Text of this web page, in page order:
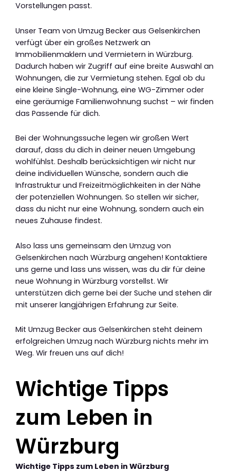
Vorstellungen passt.
Unser Team von Umzug Becker aus Gelsenkirchen
verfügt über ein großes Netzwerk an
Immobilienmaklern und Vermietern in Würzburg.
Dadurch haben wir Zugriff auf eine breite Auswahl an
Wohnungen, die zur Vermietung stehen. Egal ob du
eine kleine Single-Wohnung, eine WG-Zimmer oder
eine geräumige Familienwohnung suchst – wir finden
das Passende für dich.
Bei der Wohnungssuche legen wir großen Wert
darauf, dass du dich in deiner neuen Umgebung
wohlfühlst. Deshalb berücksichtigen wir nicht nur
deine individuellen Wünsche, sondern auch die
Infrastruktur und Freizeitmöglichkeiten in der Nähe
der potenziellen Wohnungen. So stellen wir sicher,
dass du nicht nur eine Wohnung, sondern auch ein
neues Zuhause findest.
Also lass uns gemeinsam den Umzug von
Gelsenkirchen nach Würzburg angehen! Kontaktiere
uns gerne und lass uns wissen, was du dir für deine
neue Wohnung in Würzburg vorstellst. Wir
unterstützen dich gerne bei der Suche und stehen dir
mit unserer langjährigen Erfahrung zur Seite.
Mit Umzug Becker aus Gelsenkirchen steht deinem
erfolgreichen Umzug nach Würzburg nichts mehr im
Weg. Wir freuen uns auf dich!
Wichtige Tipps
zum Leben in
Würzburg
Wichtige Tipps zum Leben in Würzburg